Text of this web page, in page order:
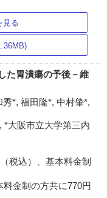
見る
た胃潰瘍の予後－維
*, 福田隆*, 中村肇*,
*大阪市立大学第三内
税込）、基本料金制
金制の方共に770円